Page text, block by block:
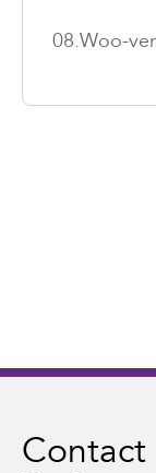
08.Woo-